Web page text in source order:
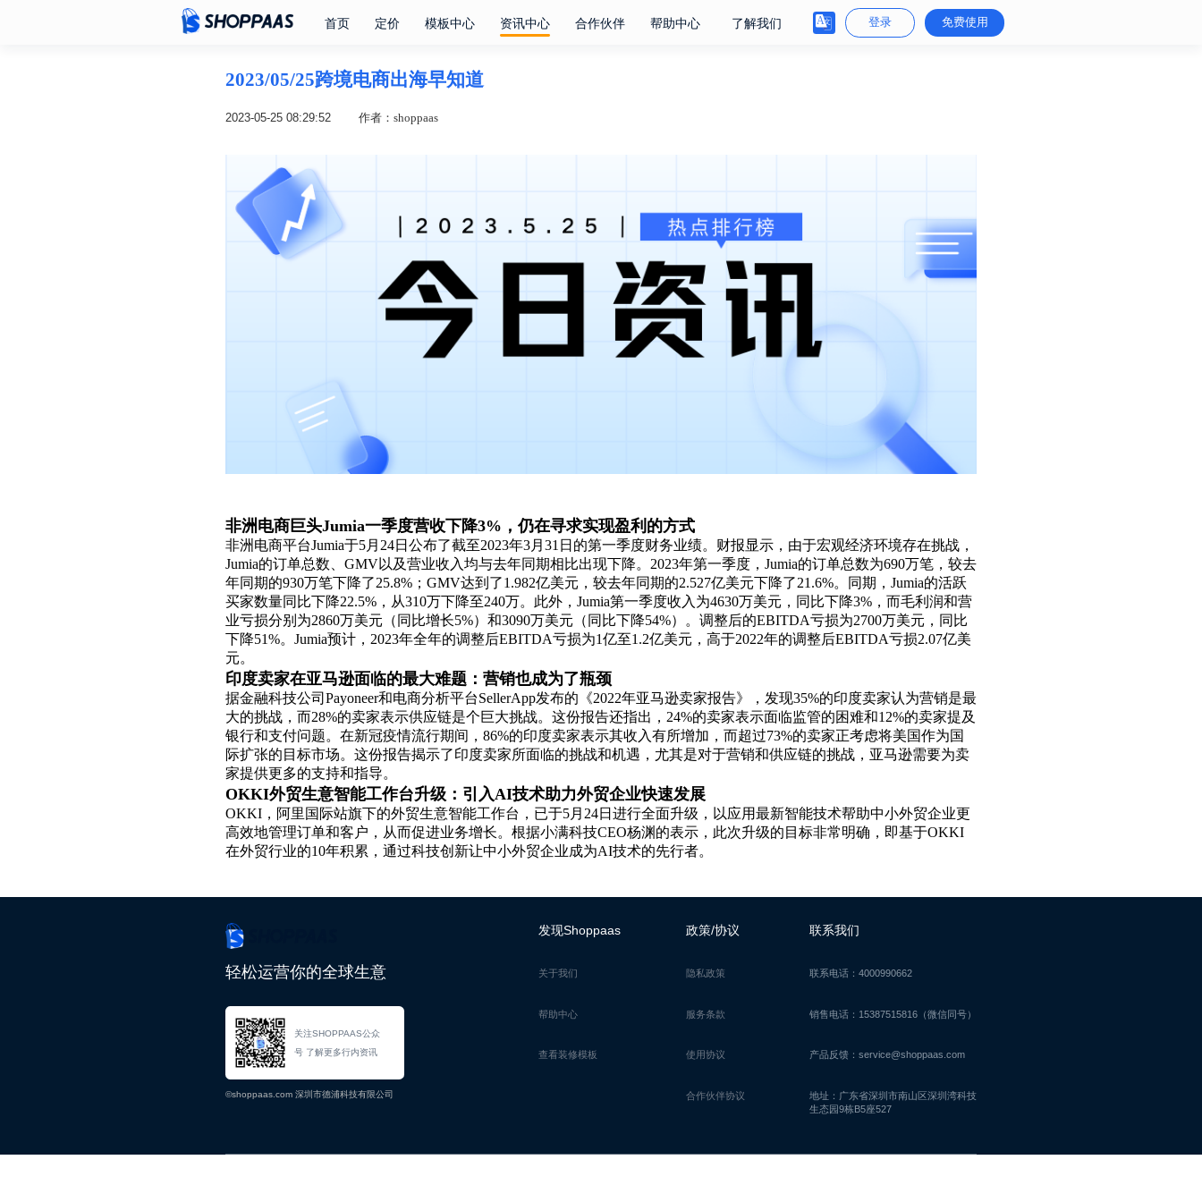
首页 定价 模板中心 资讯中心 合作伙伴 帮助中心 了解我们 登录 免费使用
2023/05/25跨境电商出海早知道
2023-05-25 08:29:52 作者：shoppaas
非洲电商巨头Jumia一季度营收下降3% ，仍在寻求实现盈利的方式
非洲电商平台Jumia于5月 24日公布了截至2023年3月 31 日的第一季度财务业绩。财报显示，由于宏观经济环境存在挑战，
Jumia的订单总数、 GMV以及营业收入均与去年同期相比出现下降。 2023年第一季度， Jumia的订单总数为690万笔，较去
年同期的930万笔下降了25.8% ； GMV达到了1.982亿美元，较去年同期的2.527亿美元下降了21.6%。同期， Jumia的活跃
买家数量同比下降22.5% ，从310万下降至240万。此外， Jumia第一季度收入为4630万美元，同比下降3% ，而毛利润和营
业亏损分别为2860万美元（同比增长5%）和3090万美元（同比下降54%）。调整后的EBITDA亏损为2700万美元，同比
下降51%。 Jumia预计， 2023年全年的调整后EBITDA亏损为1亿至1.2亿美元，高于2022年的调整后EBITDA亏损2.07亿美
元。
印度卖家在亚马逊面临的最大难题：营销也成为了瓶颈
据金融科技公司 Payoneer和电商分析平台SellerApp发布的《2022年亚马逊卖家报告》，发现35%的印度卖家认为营销是最
大的挑战，而28%的卖家表示供应链是个巨大挑战。这份报告还指出， 24%的卖家表示面临监管的困难和12%的卖家提及
银行和支付问题。在新冠疫情流行期间， 86%的印度卖家表示其收入有所增加，而超过73%的卖家正考虑将美国作为国
际扩张的目标市场。这份报告揭示了印度卖家所面临的挑战和机遇，尤其是对于营销和供应链的挑战，亚马逊需要为卖
家提供更多的支持和指导。
OKKI外贸生意智能工作台升级：引入AI技术助力外贸企业快速发展
OKKI ，阿里国际站旗下的外贸生意智能工作台，已于5月 24日进行全面升级，以应用最新智能技术帮助中小外贸企业更
高效地管理订单和客户，从而促进业务增长。根据小满科技CEO杨渊的表示，此次升级的目标非常明确，即基于OKKI
在外贸行业的10年积累，通过科技创新让中小外贸企业成为AI技术的先行者。
轻松运营你的全球生意
关注SHOPPAAS公众
号 了解更多行内资讯
©shoppaas.com 深圳市德浦科技有限公司
发现Shoppaas
关于我们
帮助中心
查看装修模板
政策/协议
隐私政策
服务条款
使用协议
合作伙伴协议
联系我们
联系电话：4000990662
销售电话：15387515816（微信同号）
产品反馈：service@shoppaas.com
地址：广东省深圳市南山区深圳湾科技
生态园9栋B5座527